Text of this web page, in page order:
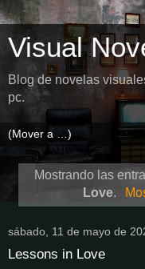
Visual
Blog de novelas
pc.
Mostrando las
Love.
sábado, 11 de mayo de
Lessons in Love